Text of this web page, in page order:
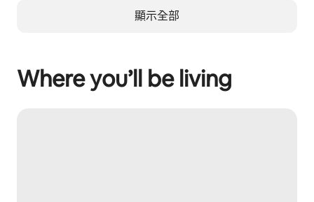
顯示全部
Where you’ll be living